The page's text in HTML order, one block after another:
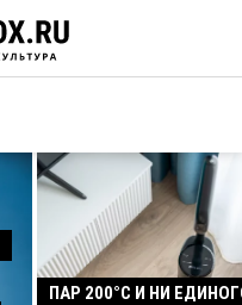
ПАР 200°C И НИ